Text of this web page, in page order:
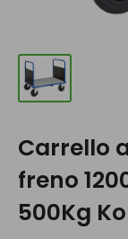
Carrello
freno
500Kg